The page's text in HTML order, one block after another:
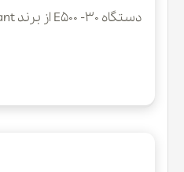
دستگاه E500 -30 از برند Tennant آمریکا می باشد.